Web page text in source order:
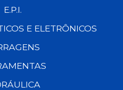
E.P.I.
E ELETRÔNICOS